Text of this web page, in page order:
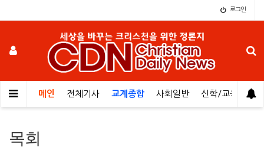
로그인
메인 전체기사 교계종합 사회일반 신학/교육 오
목회